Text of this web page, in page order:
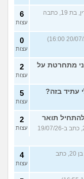
(ירין, בת 19, כתבה
6
עצות
0
עצות
מתחרטת על
2
עצות
5
עצות
תואר
(מדמח, בן 21, כתב ב-19/07/26
2
עצות
(אודי, בן 20, כתב
4
עצות